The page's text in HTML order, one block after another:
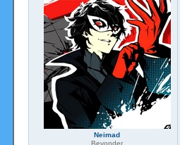
Neimad
Beyonder